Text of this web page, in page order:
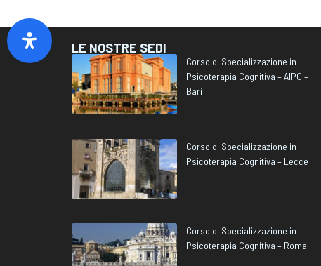
LE NOSTRE SEDI
Corso di Specializzazione in
Psicoterapia Cognitiva – AIPC –
Bari
Corso di Specializzazione in
Psicoterapia Cognitiva – Lecce
Corso di Specializzazione in
Psicoterapia Cognitiva – Roma